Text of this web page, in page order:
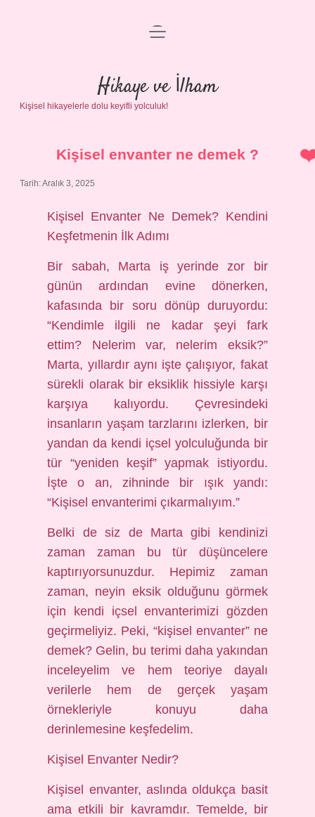
Anasayfa
Gizlilik Politikası
Yasal Uyarı
menüyü
Hikaye ve İlham
Kişisel hikayelerle dolu keyifli yolculuk!
Kişisel envanter ne demek ?
Tarih: Aralık 3, 2025
Kişisel Envanter Ne Demek? Kendini
Keşfetmenin İlk Adımı
Bir sabah, Marta iş yerinde zor bir
günün ardından evine dönerken,
kafasında bir soru dönüp duruyordu:
“Kendimle ilgili ne kadar şeyi fark
ettim? Nelerim var, nelerim eksik?”
Marta, yıllardır aynı işte çalışıyor, fakat
sürekli olarak bir eksiklik hissiyle karşı
karşıya kalıyordu. Çevresindeki
insanların yaşam tarzlarını izlerken, bir
yandan da kendi içsel yolculuğunda bir
tür “yeniden keşif” yapmak istiyordu.
İşte o an, zihninde bir ışık yandı:
“Kişisel envanterimi çıkarmalıyım.”
Belki de siz de Marta gibi kendinizi
zaman zaman bu tür düşüncelere
kaptırıyorsunuzdur. Hepimiz zaman
zaman, neyin eksik olduğunu görmek
için kendi içsel envanterimizi gözden
geçirmeliyiz. Peki, “kişisel envanter” ne
demek? Gelin, bu terimi daha yakından
inceleyelim ve hem teoriye dayalı
verilerle hem de gerçek yaşam
örnekleriyle konuyu daha
derinlemesine keşfedelim.
Kişisel Envanter Nedir?
Kişisel envanter, aslında oldukça basit
ama etkili bir kavramdır. Temelde, bir